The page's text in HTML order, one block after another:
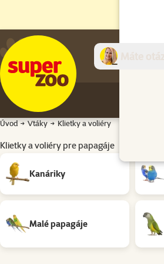
Úvod Vtáky Klietky a voliéry
Klietky a voliéry pre papagáje
Podkategória
Kanáriky
Malé papagáje